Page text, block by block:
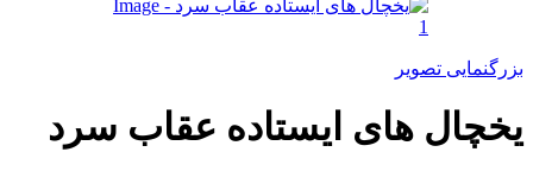
بزرگنمایی تصویر
یخچال های ایستاده عقاب سرد